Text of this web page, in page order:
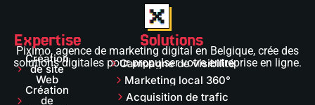
Piximo, agence de marketing digital en Belgique, crée des
solutions digitales pour propulser votre entreprise en ligne.
Expertise
Création
de site
Web
Création
de
Solutions
Campagne de visibilité
Marketing local 360°
Acquisition de trafic